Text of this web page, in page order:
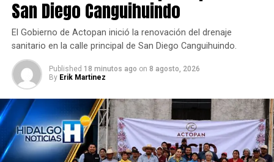
San Diego Canguihuindo
El Gobierno de Actopan inició la renovación del drenaje
sanitario en la calle principal de San Diego Canguihuindo.
Published 18 minutos ago on 8 agosto, 2026
By Erik Martinez